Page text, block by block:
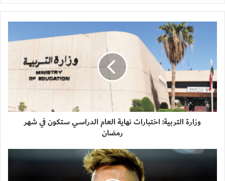
وزارة التربية: اختبارات نهاية العام الدراسي ستكون في شهر
رمضان